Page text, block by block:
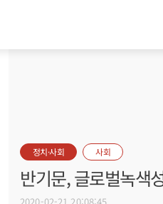
정치·사회 사회
반기문, 글로벌녹색